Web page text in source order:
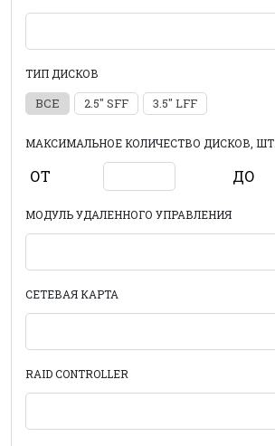
ТИП ДИСКОВ
ВСЕ 2.5" SFF 3.5" LFF
МАКСИМАЛЬНОЕ КОЛИЧЕСТВО ДИСКОВ, ШТ.
ОТ ДО
МОДУЛЬ УДАЛЕННОГО УПРАВЛЕНИЯ
СЕТЕВАЯ КАРТА
RAID CONTROLLER